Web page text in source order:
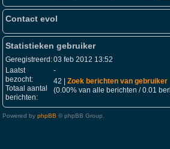
Contact evol
Statistieken gebruiker
Geregistreerd:03 feb 2012 13:52
Laatst
bezocht:
-
Totaal aantal
berichten:
42 | Zoek berichten van gebruiker
(0.00% van alle berichten / 0.01
Powered by phpBB © phpBB Group.